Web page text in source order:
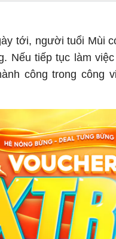
tới, người tuổi Mùi
Nếu tiếp tục làm
công trong công